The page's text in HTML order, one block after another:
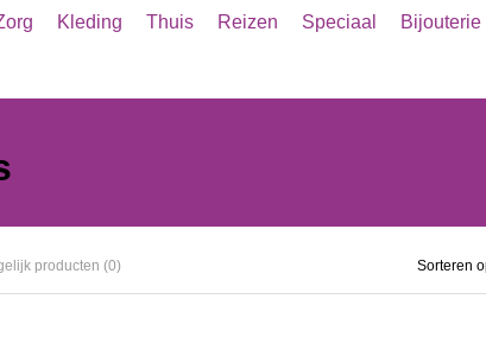
Kleding Thuis Reizen Speciaal Bijouterie
producten (0) Sorteren